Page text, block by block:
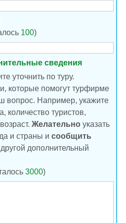
100)
сведения
уточнить по туру.
которые помогут турфирме
вопрос. Например, укажите
количество туристов,
Желательно указать
и страны и сообщить
дополнительный
3000)